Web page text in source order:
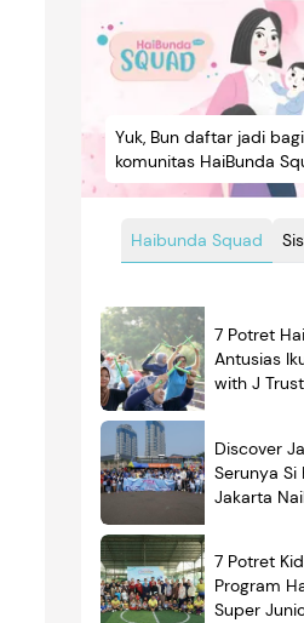
Haibunda Squad
Yuk, Bun daftar jadi
komunitas HaiBunda
7 Potret
Antusias
with J
Discover
Serunya Si
Jakarta
7 Potret
Program
Super